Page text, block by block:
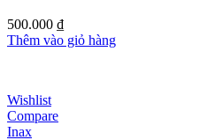
500.000 ₫
Thêm vào giỏ hàng
Wishlist
Compare
Inax